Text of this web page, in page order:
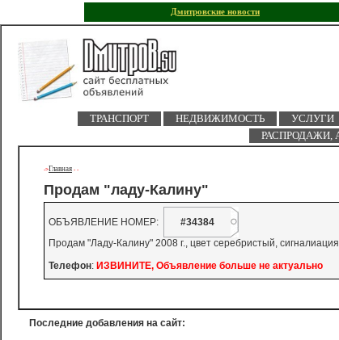
Дмитровские новости
ТРАНСПОРТ НЕДВИЖИМОСТЬ УСЛУГИ
РАСПРОДАЖИ,
->Главная - -
Продам "ладу-Калину"
ОБЪЯВЛЕНИЕ НОМЕР:
#34384
Продам "Ладу-Калину" 2008 г., цвет серебристый,
Телефон: ИЗВИНИТЕ, Объявление больше не актуально
Последние добавления на сайт: